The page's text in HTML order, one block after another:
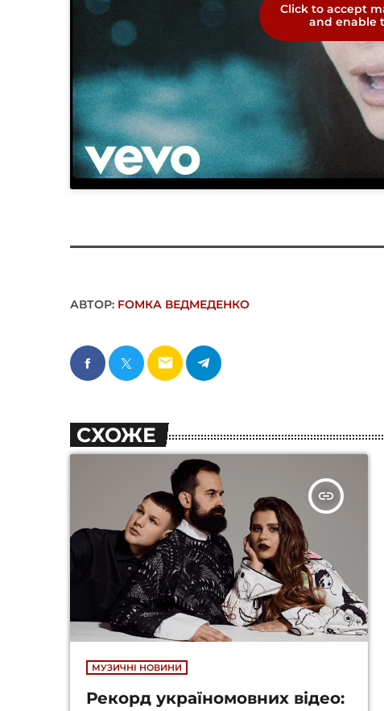
Click to accept
and enable
АВТОР: FОMКА ВЕДМЕДЕНКО
email
СХОЖЕ
insert_link
МУЗИЧНІ НОВИНИ
Рекорд україномовних відео: